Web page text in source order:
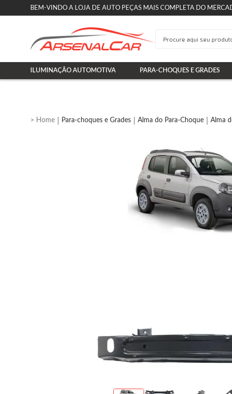
BEM-VINDO A LOJA DE AUTO PEÇAS MAIS COMPLETA DO
ILUMINAÇÃO AUTOMOTIVA PARA-CHOQUES E GRADES
Para-choques e Grades Alma do Para-Choque Alma